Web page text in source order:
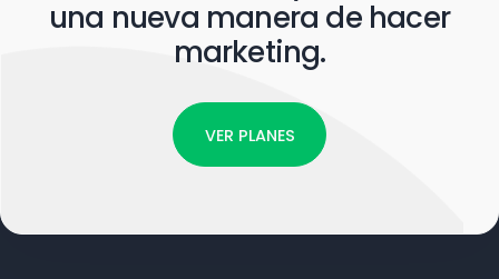
una nueva manera de hacer
marketing.
VER PLANES